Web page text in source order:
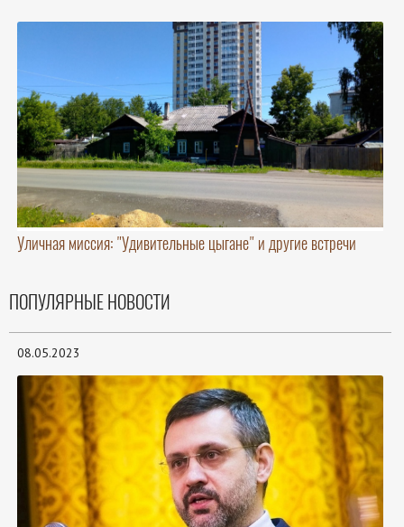
Уличная миссия: "Удивительные цыгане" и другие встречи
ПОПУЛЯРНЫЕ НОВОСТИ
08.05.2023